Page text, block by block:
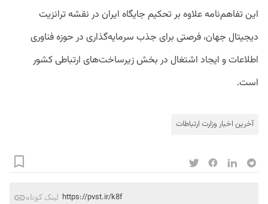
این تفاهم‌نامه علاوه بر تحکیم جایگاه ایران در نقشه ترانزیت
دیجیتال جهان، فرصتی برای جذب سرمایه‌گذاری در حوزه فناوری
اطلاعات و ایجاد اشتغال در بخش زیرساخت‌های ارتباطی کشور
است.
آخرین اخبار وزارت ارتباطات
لینک کوتاه https://pvst.ir/k8f